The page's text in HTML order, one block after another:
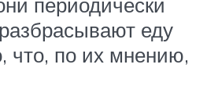
еду
что, по их мнению,